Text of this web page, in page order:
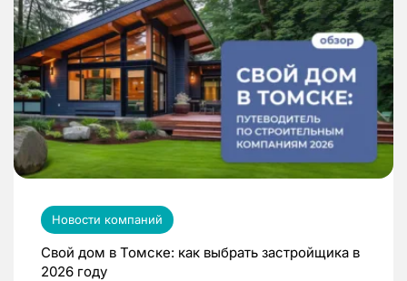
Новости компаний
Свой дом в Томске: как выбрать застройщика в
2026 году